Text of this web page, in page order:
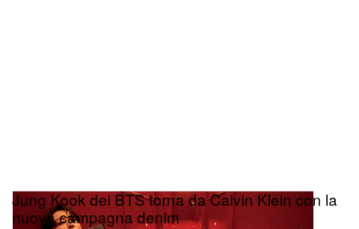
Jung Kook dei BTS torna da Calvin Klein con la
nuova campagna denim